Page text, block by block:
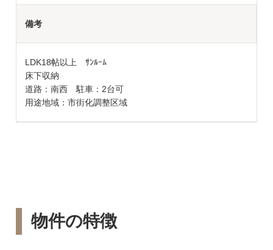
備考
LDK18帖以上 ｻﾝﾙｰﾑ
床下収納
道路：南西 駐車：2台可
用途地域：市街化調整区域
物件の特徴